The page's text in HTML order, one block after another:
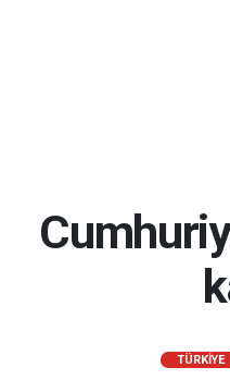
TÜRKIYE